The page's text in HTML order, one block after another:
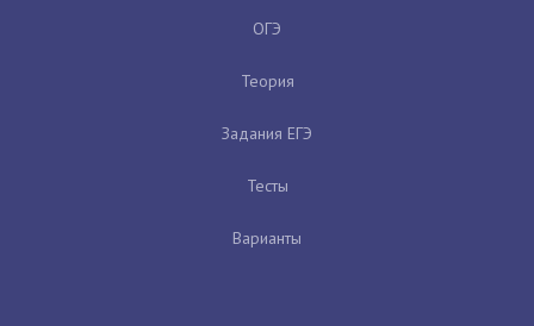
ОГЭ
Теория
Задания ЕГЭ
Тесты
Варианты